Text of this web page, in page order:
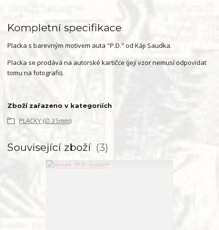
Kompletní specifikace
Placka s barevným motivem auta "P.D." od Káji Saudka.
Placka se prodává na autorské kartičce (její vzor nemusí odpovídat
tomu na fotografii).
Zboží zařazeno v kategoriích
PLACKY (∅ 35mm)
Související zboží 3